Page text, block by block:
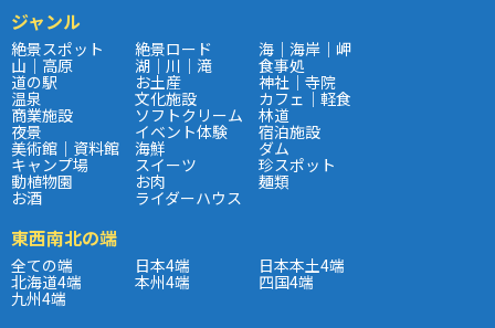
ジャンル
絶景スポット 絶景ロード 海｜海岸｜岬
山｜高原 湖｜川｜滝 食事処
道の駅 お土産 神社｜寺院
温泉 文化施設 カフェ｜軽食
商業施設 ソフトクリーム 林道
夜景 イベント体験 宿泊施設
美術館｜資料館 海鮮 ダム
キャンプ場 スイーツ 珍スポット
動植物園 お肉 麺類
お酒 ライダーハウス
東西南北の端
全ての端 日本4端 日本本土4端
北海道4端 本州4端 四国4端
九州4端